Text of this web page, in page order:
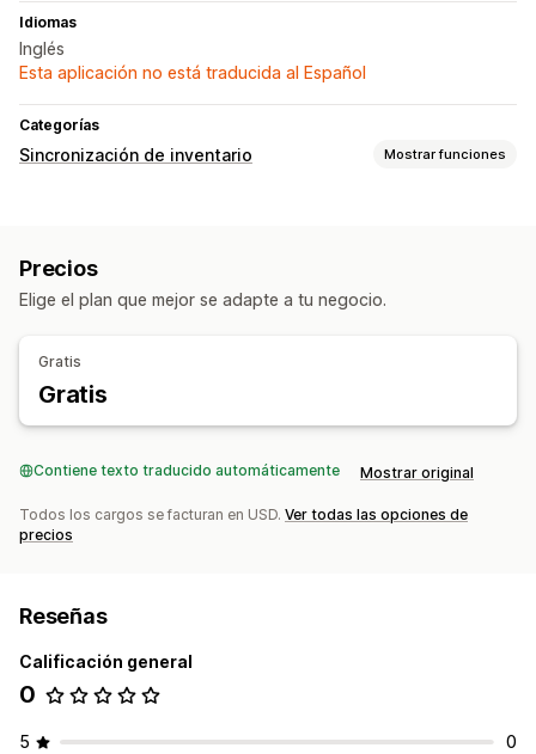
Idiomas
Inglés
Esta aplicación no está traducida al Español
Categorías
Sincronización de inventario Mostrar funciones
Códigos de barras
Notificaciones e informes
Precios
Elige el plan que mejor se adapte a tu negocio.
Gratis
Gratis
Contiene texto traducido automáticamente Mostrar original
Todos los cargos se facturan en USD. Ver todas las opciones de
precios
Reseñas
Calificación general
0
5
0